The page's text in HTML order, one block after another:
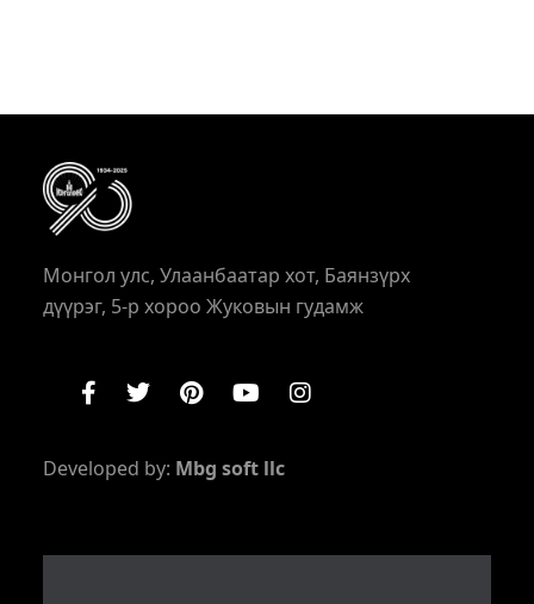
Монгол улс, Улаанбаатар хот, Баянзүрх
дүүрэг, 5-р хороо Жуковын гудамж
Developed by: Mbg soft llc